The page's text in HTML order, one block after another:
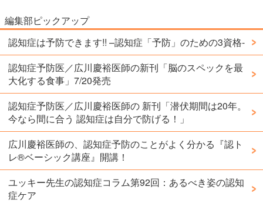
編集部ピックアップ
認知症は予防できます!! –認知症「予防」のための3資格-
認知症予防医／広川慶裕医師の新刊「脳のスペックを最
大化する食事」7/20発売
認知症予防医／広川慶裕医師の 新刊「潜伏期間は20年。
今なら間に合う 認知症は自分で防げる！」
広川慶裕医師の、認知症予防のことがよく分かる『認ト
レ®️ベーシック講座』開講！
ユッキー先生の認知症コラム第92回：あるべき姿の認知
症ケア